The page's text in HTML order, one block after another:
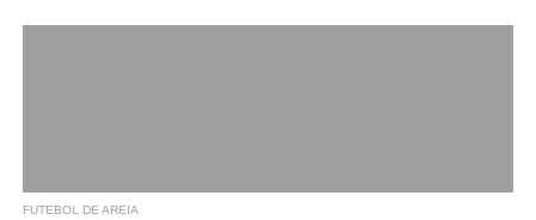
FUTEBOL DE AREIA